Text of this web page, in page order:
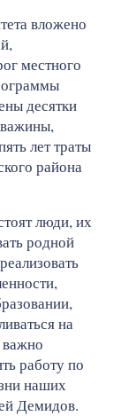
вложено
местного
десятки
лет траты
района
люди, их
родной
на
работу по
наших
Демидов.